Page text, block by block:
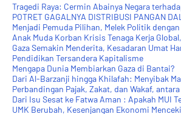
Tragedi Raya: Cermin Abainya Negara
POTRET GAGALNYA DISTRIBUSI PANGAN
Menjadi Pemuda Pilihan, Melek Politik
Anak Muda Korban Krisis Tenaga Kerja
Gaza Semakin Menderita, Kesadaran Umat
Pendidikan Tersandera Kapitalisme
Mengapa Dunia Membiarkan Gaza di Bantai?
Dari Al-Barzanji hingga Khilafah: Menyibak
Perbandingan Pajak, Zakat, dan Wakaf,
Dari Isu Sesat ke Fatwa Aman : Apakah MUI
UMK Berubah, Kesenjangan Ekonomi